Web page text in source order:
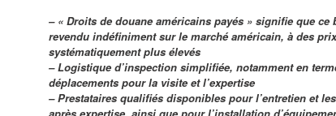
– « Droits de douane américains payés » signifie que ce
revendu indéfiniment sur le marché américain, à des prix
systématiquement plus élevés
– Logistique d’inspection simplifiée, notamment en
déplacements pour la visite et l’expertise
– Prestataires qualifiés disponibles pour l’entretien et
après expertise, ainsi que pour l’installation